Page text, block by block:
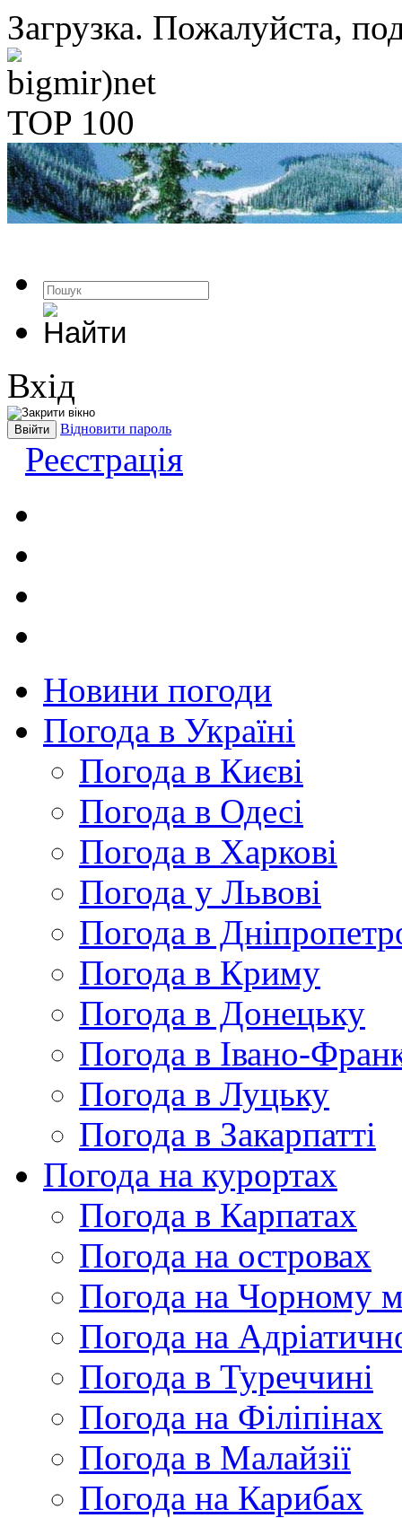
Загрузка. Пожалуйста,
Вхід
Відновити пароль
Реєстрація
Новини погоди
Погода в Україні
Погода в Києві
Погода в Одесі
Погода в Харкові
Погода у Львові
Погода в
Погода в Криму
Погода в Донецьку
Погода в Івано-
Погода в Луцьку
Погода в Закарпатті
Погода на курортах
Погода в Карпатах
Погода на островах
Погода на Чорному
Погода на
Погода в Туреччині
Погода на Філіпінах
Погода в Малайзії
Погода на Карибах